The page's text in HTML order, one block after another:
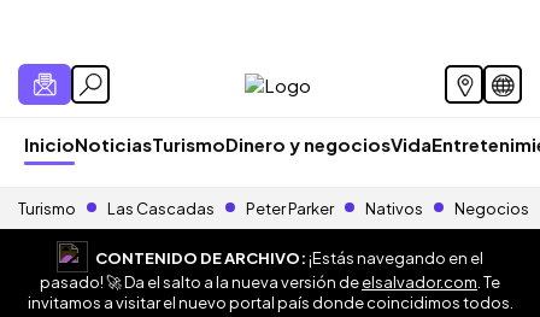
InicioNoticiasTurismoDinero y negociosVida
Turismo Las Cascadas Peter Parker Nativos Negocios
CONTENIDO DE ARCHIVO:¡Estás navegando en el
pasado! 🚀 Da el salto a la nueva versión deelsalvador.com . Te
invitamos a visitar el nuevo portal país donde coincidimos todos.